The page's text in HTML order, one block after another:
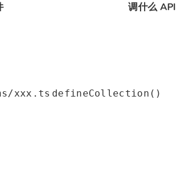
调什么 API
xxx.ts defineCollection()